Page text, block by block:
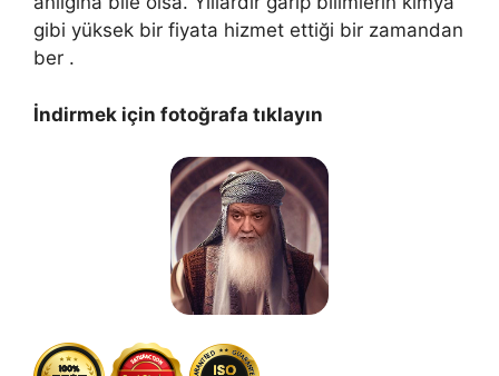
gibi yüksek bir fiyata hizmet ettiği bir zamandan
ber .
İndirmek için fotoğrafa tıklayın